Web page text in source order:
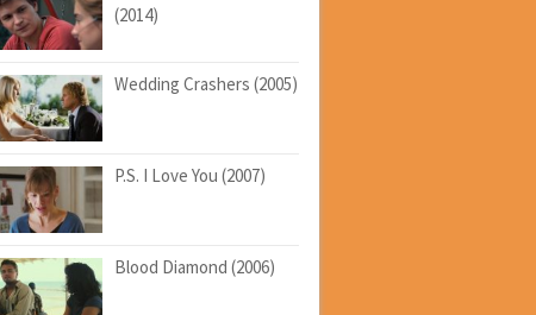
(2014)
Wedding Crashers (2005)
P.S. I Love You (2007)
Blood Diamond (2006)